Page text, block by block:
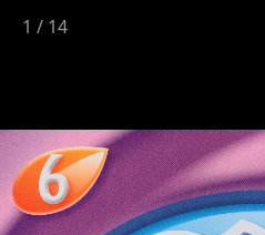
1 / 14